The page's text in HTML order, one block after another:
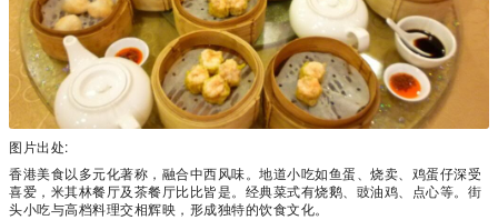
图片出处:
香港美食以多元化著称，融合中西风味。地道小吃如鱼蛋、烧卖、鸡蛋仔深受
喜爱，米其林餐厅及茶餐厅比比皆是。经典菜式有烧鹅、豉油鸡、点心等。街
头小吃与高档料理交相辉映，形成独特的饮食文化。